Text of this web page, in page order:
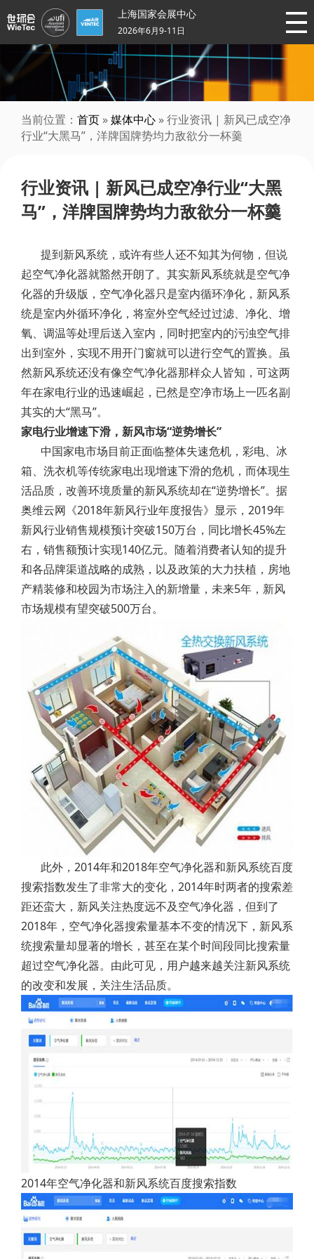
上海国家会展中心
2026年6月9-11日
当前位置： 首页 »媒体中心 » 行业资讯 | 新风已成空净
行业“大黑马”，洋牌国牌势均力敌欲分一杯羹
行业资讯 | 新风已成空净行业“大黑
马”，洋牌国牌势均力敌欲分一杯羹
提到新风系统，或许有些人还不知其为何物，但说
起空气净化器就豁然开朗了。其实新风系统就是空气净
化器的升级版，空气净化器只是室内循环净化，新风系
统是室内外循环净化，将室外空气经过过滤、净化、增
氧、调温等处理后送入室内，同时把室内的污浊空气排
出到室外，实现不用开门窗就可以进行空气的置换。虽
然新风系统还没有像空气净化器那样众人皆知，可这两
年在家电行业的迅速崛起，已然是空净市场上一匹名副
其实的大“黑马”。
家电行业增速下滑，新风市场“逆势增长”
中国家电市场目前正面临整体失速危机，彩电、冰
箱、洗衣机等传统家电出现增速下滑的危机，而体现生
活品质，改善环境质量的新风系统却在“逆势增长”。据
奥维云网《2018年新风行业年度报告》显示，2019年
新风行业销售规模预计突破150万台，同比增长45%左
右，销售额预计实现140亿元。随着消费者认知的提升
和各品牌渠道战略的成熟，以及政策的大力扶植，房地
产精装修和校园为市场注入的新增量，未来5年，新风
市场规模有望突破500万台。
此外，2014年和2018年空气净化器和新风系统百度
搜索指数发生了非常大的变化，2014年时两者的搜索差
距还蛮大，新风关注热度远不及空气净化器，但到了
2018年，空气净化器搜索量基本不变的情况下，新风系
统搜索量却显著的增长，甚至在某个时间段同比搜索量
超过空气净化器。由此可见，用户越来越关注新风系统
的改变和发展，关注生活品质。
2014年空气净化器和新风系统百度搜索指数